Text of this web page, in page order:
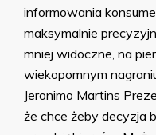
informowania
maksymalnie
mniej widoczne, na
wiekopomnym
Jeronimo Martins
że chce żeby decyzja